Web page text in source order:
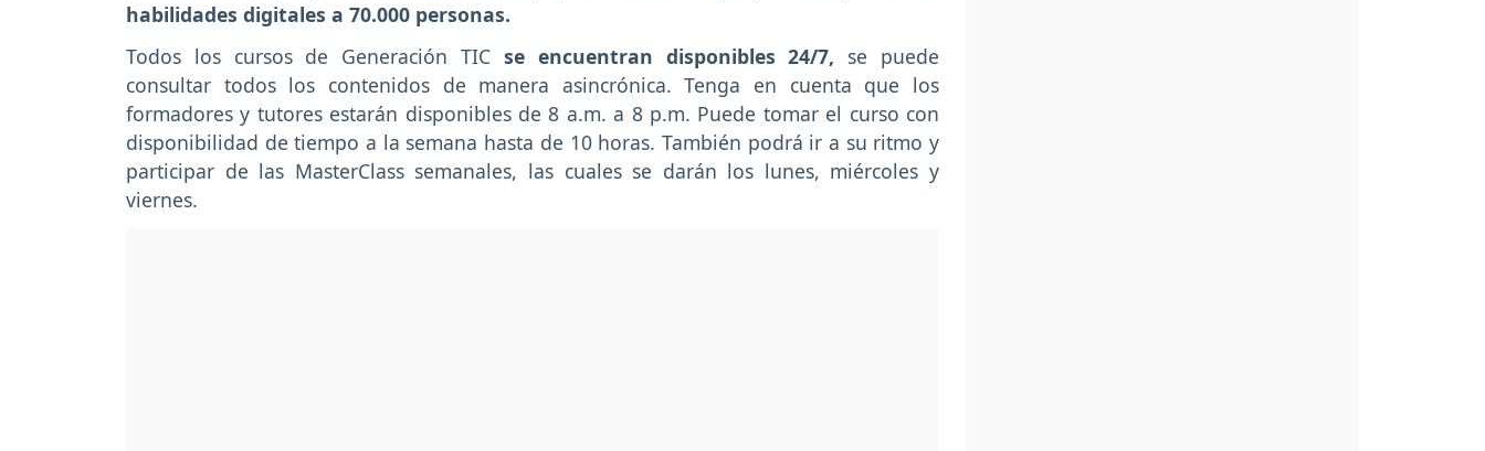
habilidades digitales a 70.000 personas.
Todos los cursos de Generación TIC se encuentran disponibles 24/7, se puede
consultar todos los contenidos de manera asincrónica. Tenga en cuenta que los
formadores y tutores estarán disponibles de 8 a.m. a 8 p.m. Puede tomar el curso con
disponibilidad de tiempo a la semana hasta de 10 horas. También podrá ir a su ritmo y
participar de las MasterClass semanales, las cuales se darán los lunes, miércoles y
viernes.